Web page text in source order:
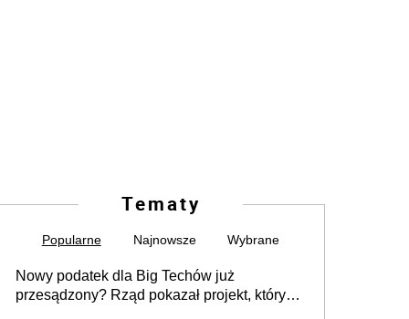
Tematy
Popularne Najnowsze Wybrane
Nowy podatek dla Big Techów już
przesądzony? Rząd pokazał projekt, który